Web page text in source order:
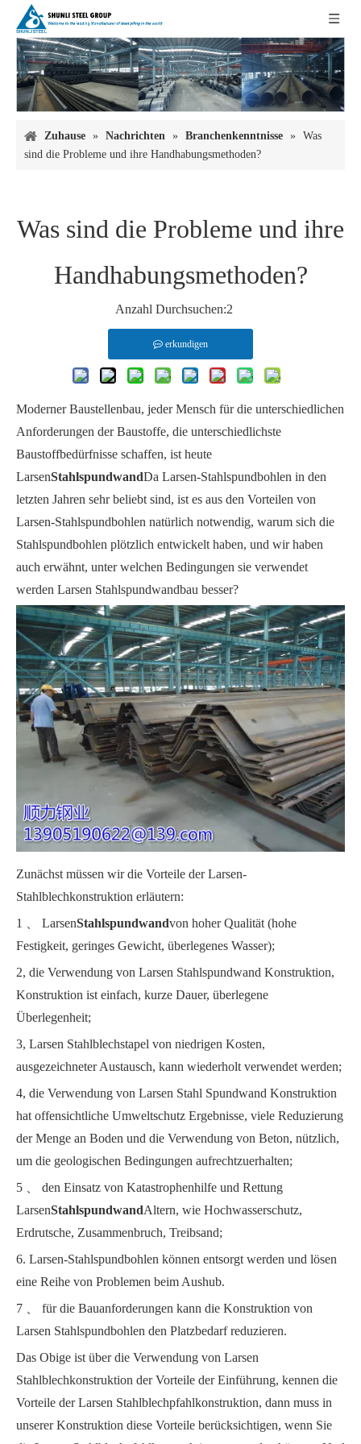
Zuhause » Nachrichten » Branchenkenntnisse » Was
sind die Probleme und ihre Handhabungsmethoden?
Was sind die Probleme und ihre
Handhabungsmethoden?
Anzahl Durchsuchen:2
erkundigen
Moderner Baustellenbau, jeder Mensch für die unterschiedlichen
Anforderungen der Baustoffe, die unterschiedlichste
Baustoffbedürfnisse schaffen, ist heute
LarsenStahlspundwandDa Larsen-Stahlspundbohlen in den
letzten Jahren sehr beliebt sind, ist es aus den Vorteilen von
Larsen-Stahlspundbohlen natürlich notwendig, warum sich die
Stahlspundbohlen plötzlich entwickelt haben, und wir haben
auch erwähnt, unter welchen Bedingungen sie verwendet
werden Larsen Stahlspundwandbau besser?
Zunächst müssen wir die Vorteile der Larsen-
Stahlblechkonstruktion erläutern:
1 、 LarsenStahlspundwandvon hoher Qualität (hohe
Festigkeit, geringes Gewicht, überlegenes Wasser);
2, die Verwendung von Larsen Stahlspundwand Konstruktion,
Konstruktion ist einfach, kurze Dauer, überlegene
Überlegenheit;
3, Larsen Stahlblechstapel von niedrigen Kosten,
ausgezeichneter Austausch, kann wiederholt verwendet werden;
4, die Verwendung von Larsen Stahl Spundwand Konstruktion
hat offensichtliche Umweltschutz Ergebnisse, viele Reduzierung
der Menge an Boden und die Verwendung von Beton, nützlich,
um die geologischen Bedingungen aufrechtzuerhalten;
5 、 den Einsatz von Katastrophenhilfe und Rettung
LarsenStahlspundwandAltern, wie Hochwasserschutz,
Erdrutsche, Zusammenbruch, Treibsand;
6. Larsen-Stahlspundbohlen können entsorgt werden und lösen
eine Reihe von Problemen beim Aushub.
7 、 für die Bauanforderungen kann die Konstruktion von
Larsen Stahlspundbohlen den Platzbedarf reduzieren.
Das Obige ist über die Verwendung von Larsen
Stahlblechkonstruktion der Vorteile der Einführung, kennen die
Vorteile der Larsen Stahlblechpfahlkonstruktion, dann muss in
unserer Konstruktion diese Vorteile berücksichtigen, wenn Sie